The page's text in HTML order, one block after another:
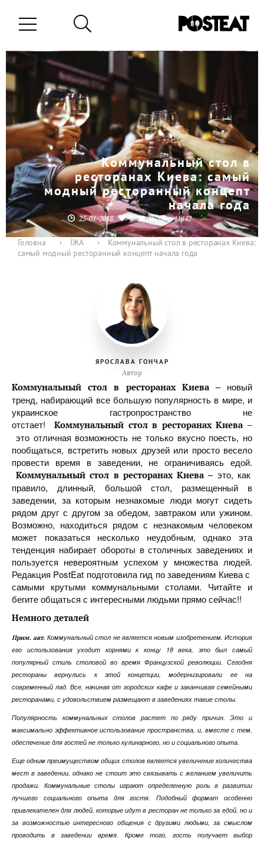
Коммунальный стол в
ресторанах Киева: самый
модный ресторанный концепт
начала года
25-01-2018 0 0 11442
Головна › ЇЖА ›
Коммунальный стол в ресторанах Киева:
самый модный ресторанный концепт начала года
ЯРОСЛАВА ГОНЧАР
Автор
Коммунальный стол в ресторанах Киева– новый
тренд, набирающий все большую популярность в мире, и
украинское гастропространство не
отстает!Коммунальный стол в ресторанах Киева –
это отличная возможность не только вкусно поесть, но
пообщаться, встретить новых друзей или просто весело
провести время в заведении, не ограничиваясь едой.
Коммунальный стол в ресторанах Киева– это, как
правило, длинный, большой стол, размещенный в
заведении, за которым незнакомые люди могут сидеть
рядом друг с другом за обедом, завтраком или ужином.
Возможно, находиться рядом с незнакомым человеком
может показаться несколько неудобным, однако эта
тенденция набирает обороты в столичных заведениях и
пользуется невероятным успехом у множества людей.
Редакция PostEat подготовила гид по заведениям Киева с
самыми крутыми коммунальными столами. Читайте и
бегите общаться с интересными людьми прямо сейчас!!
Немного деталей
Прим. авт. Коммунальный стол не является новым изобретением. История
его использования уходит корнями к концу 18 века, это был самый
популярный стиль столовой во время Французской революции. Сегодня
рестораны вернулись к этой концепции, модернизировали ее на
современный лад. Все, начиная от городских кафе и заканчивая семейными
ресторанами, с удовольствием размещают в заведениях такие столы.
Популярность коммунальных столов растет по ряду причин. Это и
максимально эффективное использование пространства, и, вместе с тем,
обеспечение для гостей не только кулинарного, но и социального опыта.
Еще одним преимуществом общих столов является увеличение количества
мест в заведении, однако не стоит это связывать с желанием увеличить
продажи. Коммунальные столы играют определенную роль в развитии
лучшего социального опыта для гостя. Подобный формат особенно
привлекателен для людей, которые идут в ресторан не только за едой, но и
за возможностью интересного общения с другими людьми, за смыслом
проводить в заведении время. Кроме того, гость получает выбор